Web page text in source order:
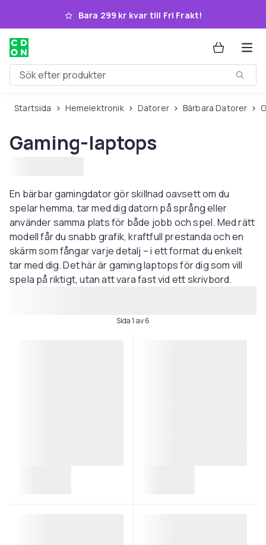
Hoppa till huvudinnehållet
Bara 299 kr kvar till Fri Frakt!
Sök efter produkter
Startsida Hemelektronik Datorer Bärbara Datorer
Gaming-laptops
En bärbar gamingdator gör skillnad oavsett om du
spelar hemma, tar med dig datorn på språng eller
använder samma plats för både jobb och spel. Med rätt
modell får du snabb grafik, kraftfull prestanda och en
skärm som fångar varje detalj – i ett format du enkelt
tar med dig. Det här är gaming laptops för dig som vill
spela på riktigt, utan att vara fast vid ett skrivbord.
Sida 1 av 6